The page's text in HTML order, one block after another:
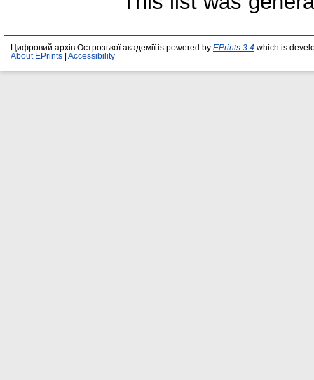
Цифровий архів Острозької академії is powered by EPrints 3.4 which is
About EPrints
Accessibility